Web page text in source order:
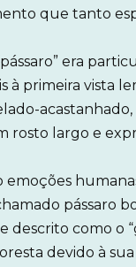
que tanto
era
à primeira vista
rosto largo e
pássaro
como o
devido à